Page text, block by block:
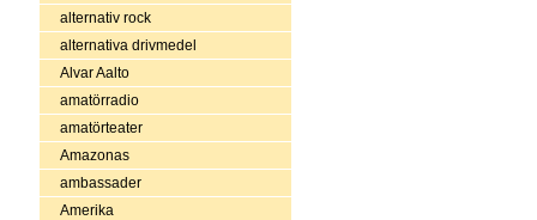
alternativ rock
alternativa drivmedel
Alvar Aalto
amatörradio
amatörteater
Amazonas
ambassader
Amerika